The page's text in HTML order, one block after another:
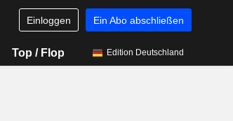
Einloggen Ein Abo abschließen
Top / Flop Edition Deutschland